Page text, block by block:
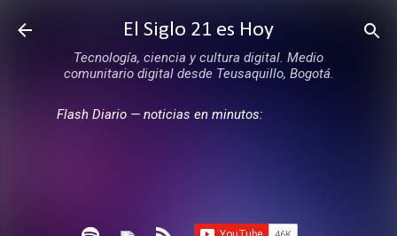
Ir al contenido principal
El Siglo 21 es Hoy
Tecnología, ciencia y cultura digital. Medio
comunitario digital desde Teusaquillo, Bogotá.
Flash Diario — noticias en minutos: